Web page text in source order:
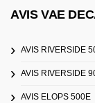
AVIS VAE
AVIS RIVERSIDE
AVIS RIVERSIDE
AVIS ELOPS 500E